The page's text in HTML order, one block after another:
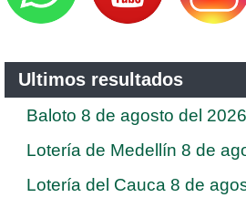
Ultimos resultados
Baloto 8 de agosto del 2026
Lotería de Medellín 8 de
Lotería del Cauca 8 de